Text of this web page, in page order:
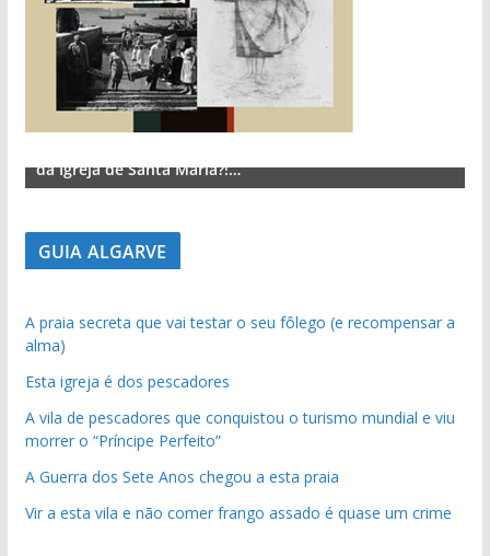
pub
pub
pub
pub
da Igreja de Santa Maria?!…
GUIA ALGARVE
A praia secreta que vai testar o seu fôlego (e recompensar a
alma)
Esta igreja é dos pescadores
A vila de pescadores que conquistou o turismo mundial e viu
morrer o “Príncipe Perfeito”
A Guerra dos Sete Anos chegou a esta praia
Vir a esta vila e não comer frango assado é quase um crime